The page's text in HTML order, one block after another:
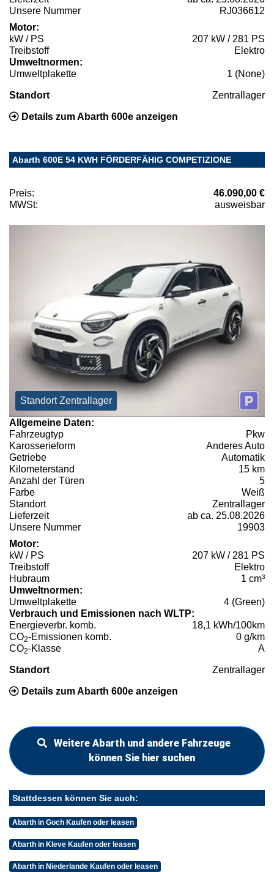
Unsere Nummer
RJ036612
Motor:
kW / PS
207 kW / 281 PS
Treibstoff
Elektro
Umweltnormen:
Umweltplakette
1 (None)
Standort Zentrallager
Details zum Abarth 600e anzeigen
Abarth 600E 54 KWH FÖRDERFÄHIG COMPETIZIONE
Preis:
46.090,00 €
MWSt:
ausweisbar
Standort Zentrallager
Allgemeine Daten:
Fahrzeugtyp
Pkw
Karosserieform
Anderes Auto
Getriebe
Automatik
Kilometerstand
15 km
Anzahl der Türen
5
Farbe
Weiß
Standort
Zentrallager
Lieferzeit
ab ca. 25.08.2026
Unsere Nummer
19903
Motor:
kW / PS
207 kW / 281 PS
Treibstoff
Elektro
Hubraum
1 cm³
Umweltnormen:
Umweltplakette
4 (Green)
Verbrauch und Emissionen nach WLTP:
Energieverbr. komb.
18,1 kWh/100km
CO2-Emissionen komb.
0 g/km
CO2-Klasse A
Standort Zentrallager
Details zum Abarth 600e anzeigen
Weitere Abarth und andere Fahrzeuge
können Sie hier suchen
Stattdessen können Sie auch:
Abarth in Goch Kaufen oder leasen
Abarth in Kleve Kaufen oder leasen
Abarth in Niederlande Kaufen oder leasen